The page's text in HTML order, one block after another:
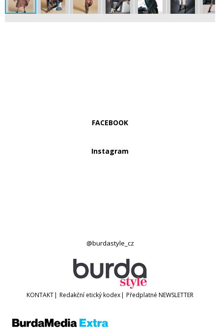
FACEBOOK
Instagram
@burdastyle_cz
KONTAKT| Redakční etický kodex| Předplatné NEWSLETTER